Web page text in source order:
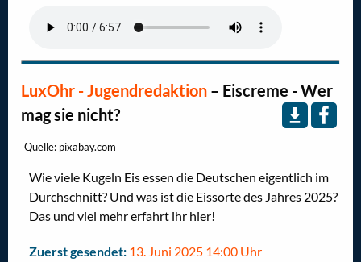
LuxOhr - Jugendredaktion – Eiscreme - Wer
mag sie nicht?
Quelle: pixabay.com
Wie viele Kugeln Eis essen die Deutschen eigentlich im
Durchschnitt? Und was ist die Eissorte des Jahres 2025?
Das und viel mehr erfahrt ihr hier!
Zuerst gesendet: 13. Juni 2025 14:00 Uhr